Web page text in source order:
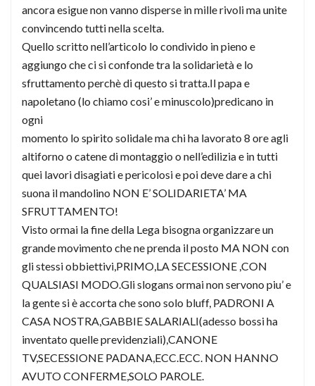
ancora esigue non vanno disperse in mille rivoli ma unite
convincendo tutti nella scelta.
Quello scritto nell’articolo lo condivido in pieno e
aggiungo che ci si confonde tra la solidarietà e lo
sfruttamento perchè di questo si tratta.Il papa e
napoletano (lo chiamo cosi’ e minuscolo)predicano in
ogni
momento lo spirito solidale ma chi ha lavorato 8 ore agli
altiforno o catene di montaggio o nell’edilizia e in tutti
quei lavori disagiati e pericolosi e poi deve dare a chi
suona il mandolino NON E’ SOLIDARIETA’ MA
SFRUTTAMENTO!
Visto ormai la fine della Lega bisogna organizzare un
grande movimento che ne prenda il posto MA NON con
gli stessi obbiettivi,PRIMO,LA SECESSIONE ,CON
QUALSIASI MODO.Gli slogans ormai non servono piu’ e
la gente si è accorta che sono solo bluff, PADRONI A
CASA NOSTRA,GABBIE SALARIALI(adesso bossi ha
inventato quelle previdenziali),CANONE
TV,SECESSIONE PADANA,ECC.ECC. NON HANNO
AVUTO CONFERME,SOLO PAROLE.